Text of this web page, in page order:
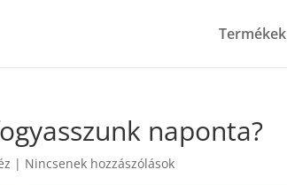
Termékek
naponta?
| Nincsenek hozzászólások